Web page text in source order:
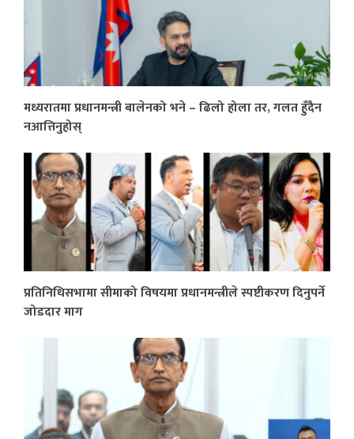
मध्यरातमा प्रधानमन्त्री बालेनको भने – ढिलो होला तर, गलत हुँदैन
नआत्तिनुहोस्
प्रतिनिधिसभामा सीमाको विषयमा प्रधानमन्त्रीले स्पष्टीकरण दिनुपर्ने
जोडदार माग